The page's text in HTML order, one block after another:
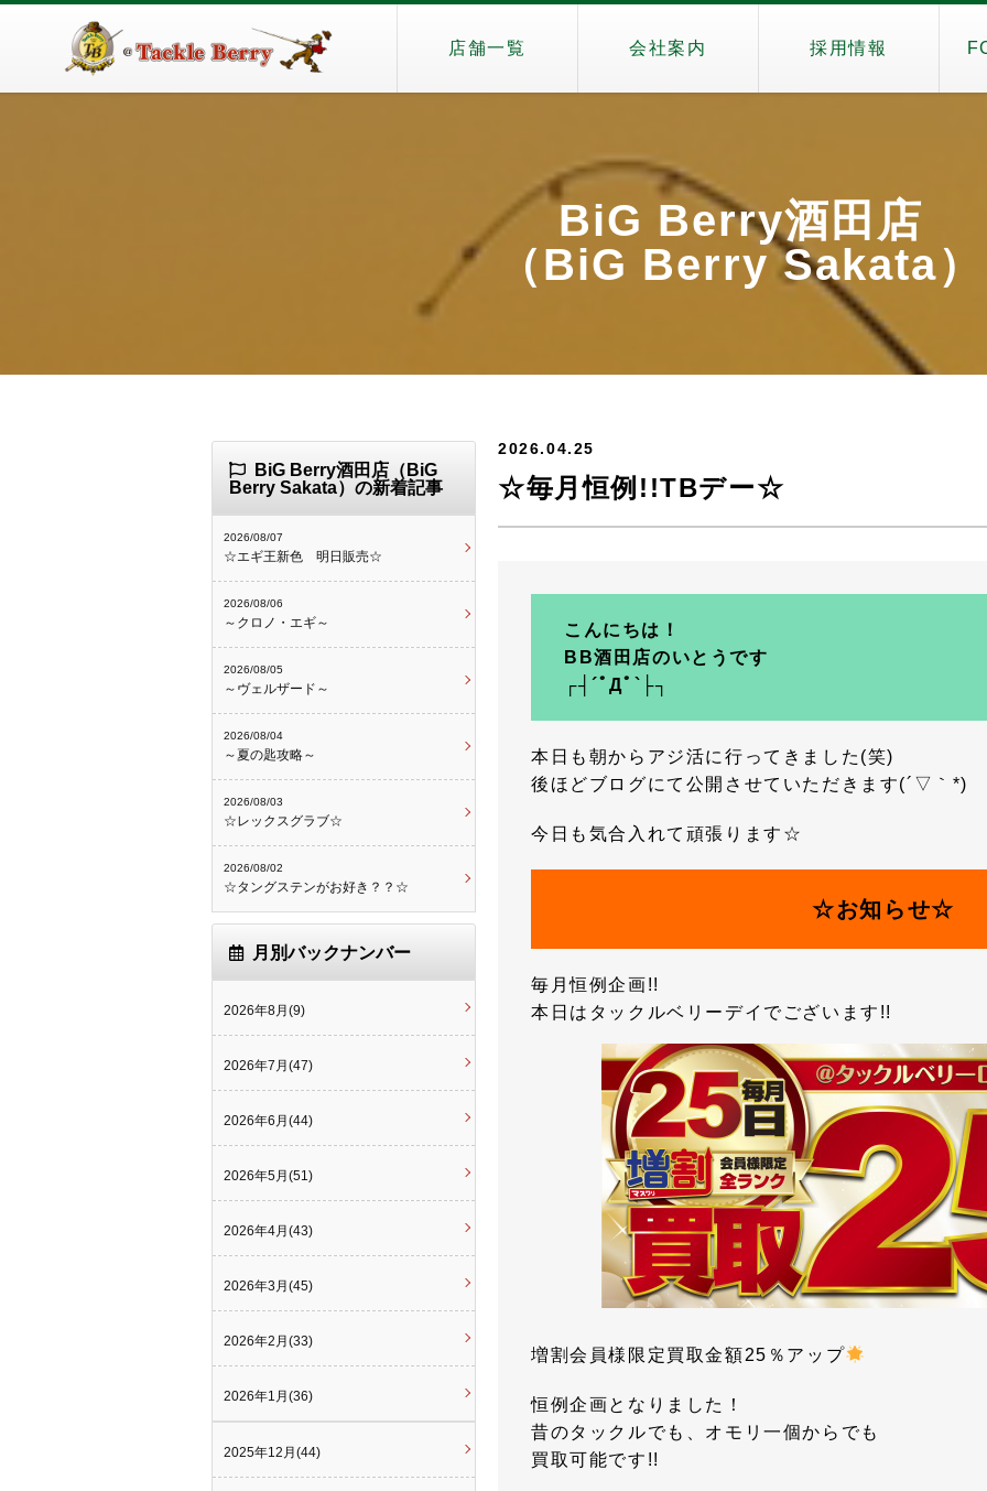
店舗一覧 会社案内 採用情報
BiG Berry酒田店
（BiG Berry Sakata）
2026.04.25
☆毎月恒例!!TBデー☆
こんにちは！
BB酒田店のいとうです
┌┤´ﾟДﾟ`├┐
本日も朝からアジ活に行ってきました(笑)
後ほどブログにて公開させていただきます(´▽｀*)
今日も気合入れて頑張ります☆
☆お知らせ☆
毎月恒例企画!!
本日はタックルベリーデイでございます!!
増割会員様限定買取金額25％アップ
恒例企画となりました！
昔のタックルでも、オモリ一個からでも
買取可能です!!
BiG Berry酒田店（BiG
Berry Sakata）の新着記事
2026/08/07
☆エギ王新色 明日販売☆
2026/08/06
～クロノ・エギ～
2026/08/05
～ヴェルザード～
2026/08/04
～夏の匙攻略～
2026/08/03
☆レックスグラブ☆
2026/08/02
☆タングステンがお好き？？☆
月別バックナンバー
2026年8月(9)
2026年7月(47)
2026年6月(44)
2026年5月(51)
2026年4月(43)
2026年3月(45)
2026年2月(33)
2026年1月(36)
2025年12月(44)